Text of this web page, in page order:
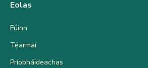
Eolas
Fúinn
Téarmaí
Príobháideachas